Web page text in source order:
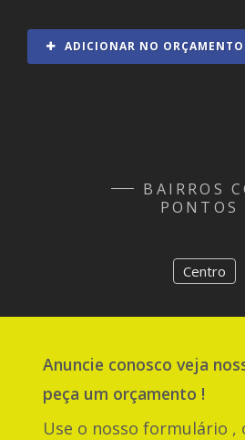
ADICIONAR NO ORÇAMENTO
BAIRROS
PONTOS
Centro
Anuncie conosco veja
peça um orçamento !
Use o nosso formulário ,